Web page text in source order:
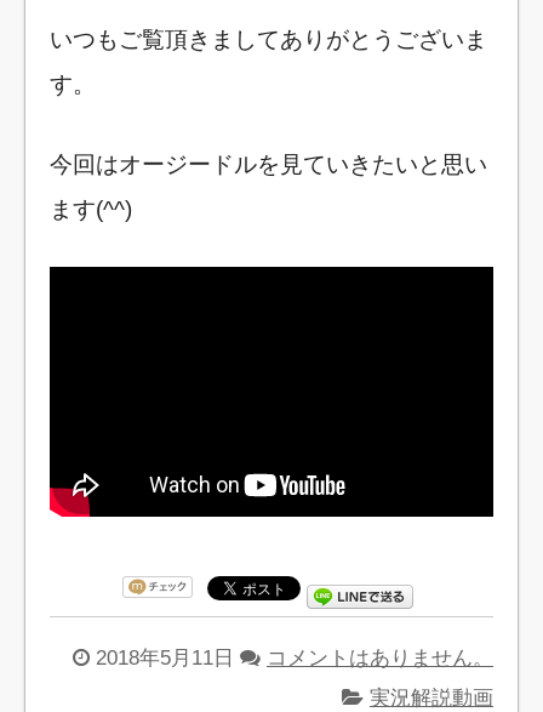
いつもご覧頂きましてありがとうございま
す。
今回はオージードルを見ていきたいと思い
ます(^^)
2018年5月11日
コメントはありません。
実況解説動画